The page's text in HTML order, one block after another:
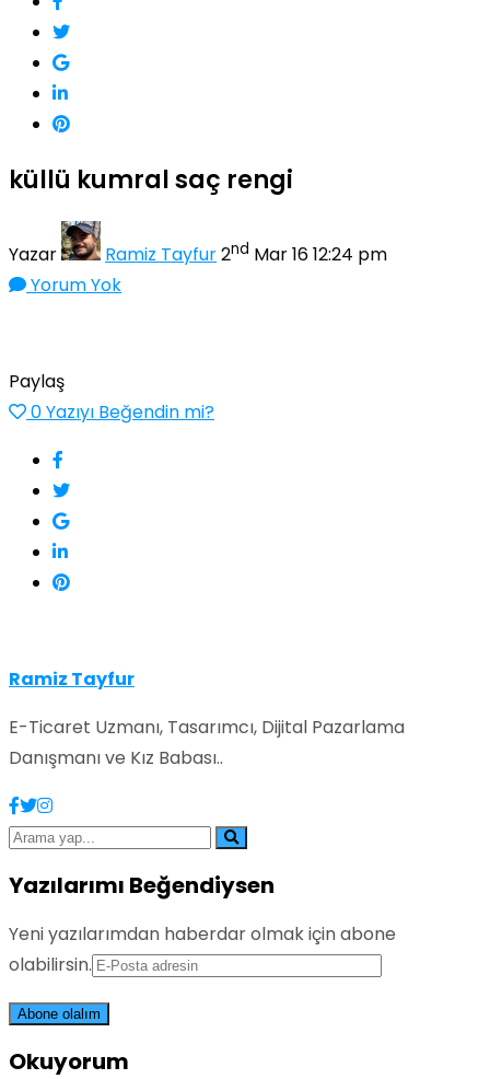
küllü kumral saç rengi
Yazar Ramiz Tayfur2nd Mar 16 12:24 pm
Yorum Yok
Paylaş
0Yazıyı Beğendin mi?
Ramiz Tayfur
E-Ticaret Uzmanı, Tasarımcı, Dijital Pazarlama
Danışmanı ve Kız Babası..
Yazılarımı Beğendiysen
Yeni yazılarımdan haberdar olmak için abone
olabilirsin.
Okuyorum